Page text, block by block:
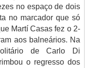
no espaço de dois
no marcador que só
Martí Casas fez o 2-
aos balneários. Na
de Carlo Di
o regresso dos